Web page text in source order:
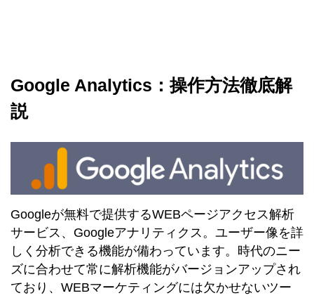
Google Analytics：操作方法徹底解
説
Googleが無料で提供するWEBページアクセス解析
サービス、Googleアナリティクス。ユーザー像を詳
しく分析できる機能が備わっています。時代のニー
ズに合わせて常に解析機能がバージョンアップされ
ており、WEBマーケティングには欠かせないツー